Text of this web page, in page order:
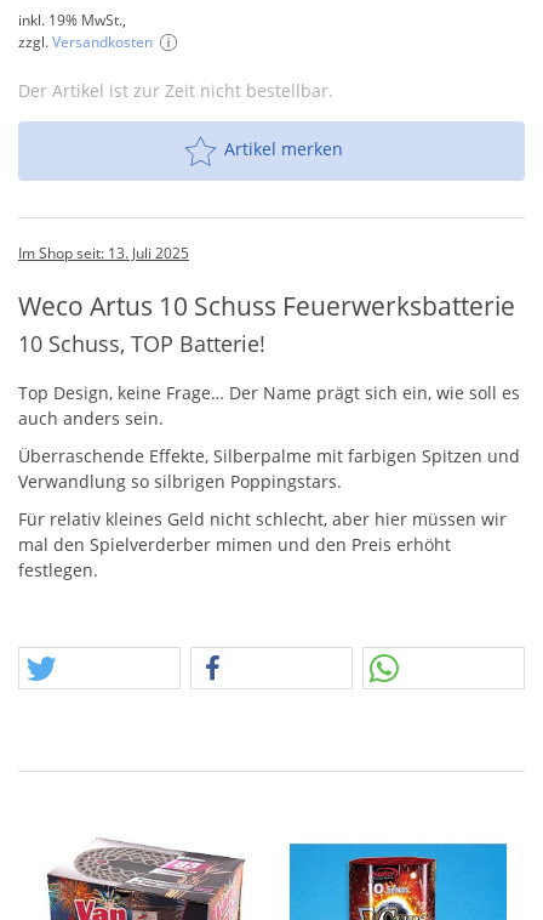
inkl. 19% MwSt.,
zzgl.Versandkosten
Der Artikel ist zur Zeit nicht bestellbar.
Artikel merken
Im Shop seit: 13. Juli 2025
Weco Artus 10 Schuss Feuerwerksbatterie
10 Schuss, TOP Batterie!
Top Design, keine Frage… Der Name prägt sich ein, wie soll es
auch anders sein.
Überraschende Effekte, Silberpalme mit farbigen Spitzen und
Verwandlung so silbrigen Poppingstars.
Für relativ kleines Geld nicht schlecht, aber hier müssen wir
mal den Spielverderber mimen und den Preis erhöht
festlegen.